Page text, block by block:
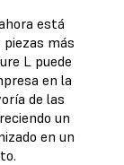
está
más
L puede
en la
de las
un
en un